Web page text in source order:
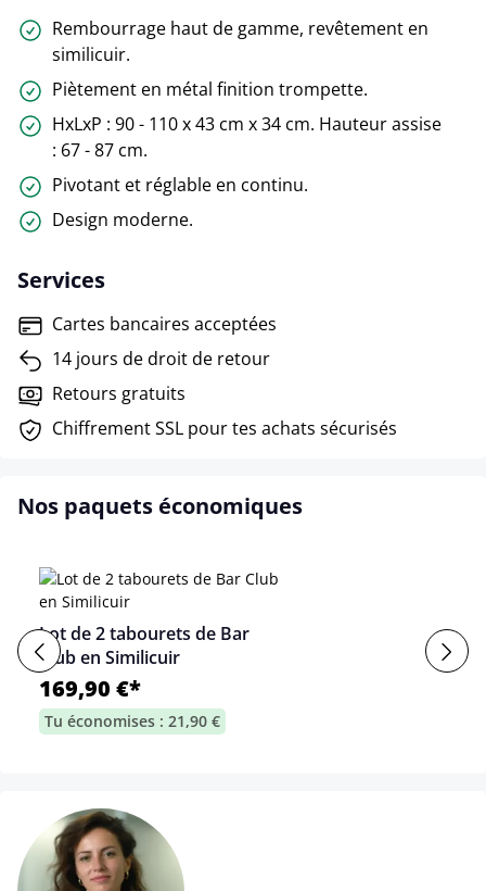
Rembourrage haut de gamme, revêtement en
similicuir.
Piètement en métal finition trompette.
HxLxP : 90 - 110 x 43 cm x 34 cm. Hauteur assise
: 67 - 87 cm.
Pivotant et réglable en continu.
Design moderne.
Services
Cartes bancaires acceptées
14 jours de droit de retour
Retours gratuits
Chiffrement SSL pour tes achats sécurisés
Nos paquets économiques
Lot de 2 tabourets de Bar
Club en Similicuir
169,90 €*
Tu économises : 21,90 €